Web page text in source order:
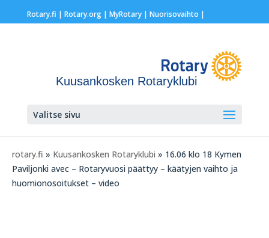
Rotary.fi | Rotary.org| MyRotary | Nuorisovaihto |
Kuusankosken Rotaryklubi
Valitse sivu
rotary.fi » Kuusankosken Rotaryklubi » 16.06 klo 18 Kymen
Paviljonki avec – Rotaryvuosi päättyy – käätyjen vaihto ja
huomionosoitukset – video